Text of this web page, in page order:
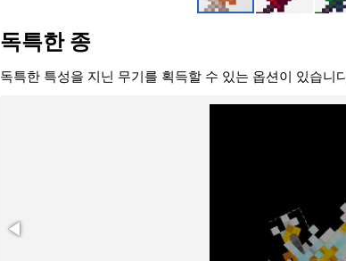
독특한 종
독특한 특성을 지닌 무기를 획득할 수 있는 옵션이 있습니